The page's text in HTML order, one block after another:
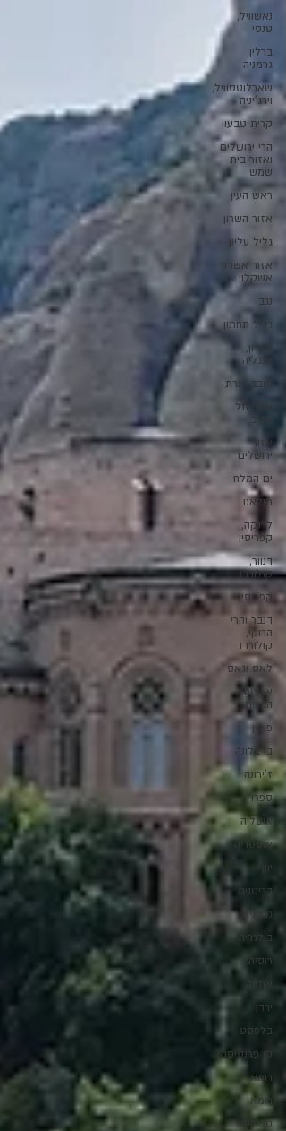
נאשוויל,
טנסי
ברלין,
גרמניה
שארלוטסוויל,
וירג'יניה
קרית טבעון
הרי ירושלים
ואזור בית
שמש
ראש העין
אזור השרון
גליל עליון
אזור אשדוד
אשקלון
נגב
גליל תחתון
לונדון,
אנגליה
סובב כנרת
אזור תל
אביב
אזור
ירושלים
ים המלח
מילאנו
לרנקה,
קפריסין
דנוור,
קולורדו
קפריסין
דנבר והרי
הרוקי,
קולורדו
לאס וגאס
ארצות
הברית
פולין
ברצלונה
ז'ירונה
ספרד
איטליה
אוסטריה
יוון
בריטניה
גרמניה
בולגריה
רוסיה
אתונה
ירדן
בלפסט
סן פרנסיסקו
רומא
רומא
טביליסי